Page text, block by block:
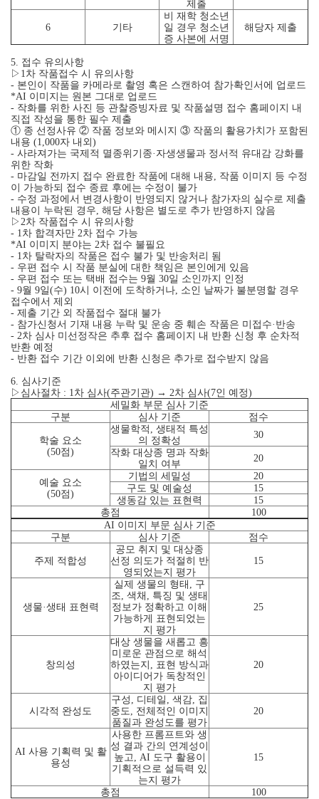
제출
6 기타
비 재학 청소년
일 경우 청소년
증 사본에 서명
해당자 제출
5. 접수 유의사항
▷1차 작품접수 시 유의사항
- 본인이 작품을 카메라로 촬영 혹은 스캔하여 참가확인서에 업로드
*AI 이미지는 원본 그대로 업로드
- 작화를 위한 사진 등 관찰증빙자료 및 작품설명 접수 홈페이지 내
직접 작성을 통한 필수 제출
① 종 선정사유 ② 작품 정보와 메시지 ③ 작품의 활용가치가 포함된
내용 (1,000자 내외)
- 사라져가는 국제적 멸종위기종·자생생물과 정서적 유대감 강화를
위한 작화
- 마감일 전까지 접수 완료한 작품에 대해 내용, 작품 이미지 등 수정
이 가능하되 접수 종료 후에는 수정이 불가
- 수정 과정에서 변경사항이 반영되지 않거나 참가자의 실수로 제출
내용이 누락된 경우, 해당 사항은 별도로 추가 반영하지 않음
▷2차 작품접수 시 유의사항
- 1차 합격자만 2차 접수 가능
*AI 이미지 분야는 2차 접수 불필요
- 1차 탈락자의 작품은 접수 불가 및 반송처리 됨
- 우편 접수 시 작품 분실에 대한 책임은 본인에게 있음
- 우편 접수 또는 택배 접수는 9월 30일 소인까지 인정
- 9월 9일(수) 10시 이전에 도착하거나, 소인 날짜가 불분명할 경우
접수에서 제외
- 제출 기간 외 작품접수 절대 불가
- 참가신청서 기재 내용 누락 및 운송 중 훼손 작품은 미접수·반송
- 2차 심사 미선정작은 추후 접수 홈페이지 내 반환 신청 후 순차적
반환 예정
- 반환 접수 기간 이외에 반환 신청은 추가로 접수받지 않음
6. 심사기준
▷심사절차 : 1차 심사(주관기관) → 2차 심사(7인 예정)
세밀화 부문 심사 기준
구분
심사 기준 점수
학술 요소
(50점)
생물학적, 생태적 특성
의 정확성
30
작화 대상종 명과 작화
일치 여부
20
예술 요소
(50점)
기법의 세밀성
20
구도 및 예술성
15
생동감 있는 표현력
15
총점
100
AI 이미지 부문 심사 기준
구분
심사 기준 점수
주제 적합성
공모 취지 및 대상종
선정 의도가 적절히 반
영되었는지 평가
15
생물·생태 표현력
실제 생물의 형태, 구
조, 색채, 특징 및 생태
정보가 정확하고 이해
가능하게 표현되었는
지 평가
25
창의성
대상 생물을 새롭고 흥
미로운 관점으로 해석
하였는지, 표현 방식과
아이디어가 독창적인
지 평가
20
시각적 완성도
구성, 디테일, 색감, 집
중도, 전체적인 이미지
품질과 완성도를 평가
20
AI 사용 기획력 및 활
용성
사용한 프롬프트와 생
성 결과 간의 연계성이
높고, AI 도구 활용이
기획적으로 설득력 있
는지 평가
15
총점 100